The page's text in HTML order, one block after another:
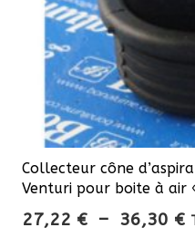
Collecteur cône
Venturi pour boite à air
27,22 € – 36,30 €